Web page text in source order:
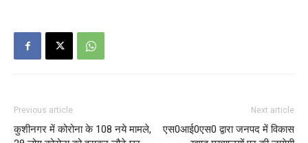
Previous article
कुशीनगर में कोरोना के 108 नये मामले,
Next article
एस0आई0एस0 द्वारा जनपद में विकास